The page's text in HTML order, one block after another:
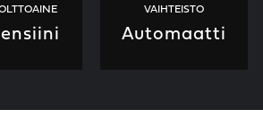
VAIHTEISTO
Automaatti